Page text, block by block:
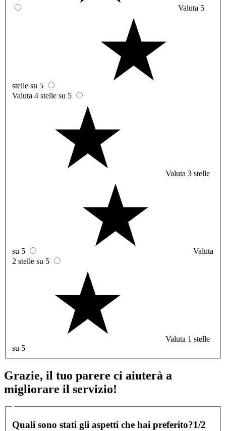
Valuta 5
stelle su 5
Valuta 4 stelle su 5
Valuta 3 stelle
su 5
Valuta
2 stelle su 5
Valuta 1 stelle
su 5
Grazie, il tuo parere ci aiuterà a
migliorare il servizio!
Quali sono stati gli aspetti che hai preferito?1/2